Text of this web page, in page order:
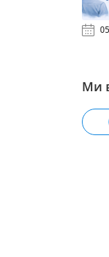
Ми